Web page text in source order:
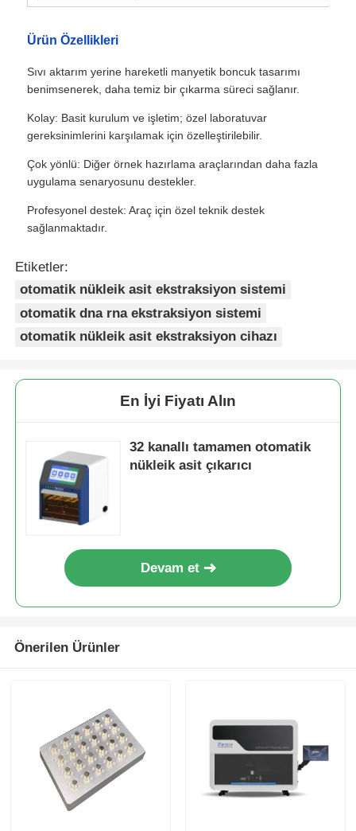
Ürün Özellikleri
Sıvı aktarım yerine hareketli manyetik boncuk tasarımı
benimsenerek, daha temiz bir çıkarma süreci sağlanır.
Kolay: Basit kurulum ve işletim; özel laboratuvar
gereksinimlerini karşılamak için özelleştirilebilir.
Çok yönlü: Diğer örnek hazırlama araçlarından daha fazla
uygulama senaryosunu destekler.
Profesyonel destek: Araç için özel teknik destek
sağlanmaktadır.
Etiketler:
otomatik nükleik asit ekstraksiyon sistemi
otomatik dna rna ekstraksiyon sistemi
otomatik nükleik asit ekstraksiyon cihazı
En İyi Fiyatı Alın
32 kanallı tamamen otomatik
nükleik asit çıkarıcı
Devam et
Önerilen Ürünler